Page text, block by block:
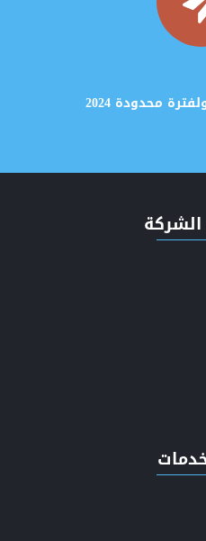
محدودة 2024
الجيل الخامس دعم
متكامل ومتعدد اللغات